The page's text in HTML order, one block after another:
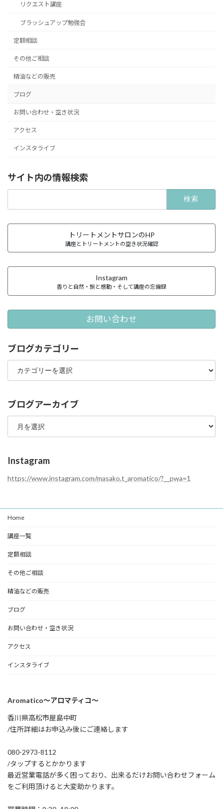
リクエスト講座
ブラッシュアップ勉強会
定額相談
その他ご相談
精油などの販売
ブログ
お問い合わせ・空き状況
アクセス
インスタライブ
サイト内の情報検索
トリートメントサロンのHP
講座とトリートメントの空き状況確認
Instagram
香りと自然・旅と感動・そして講座の忘備録
お問い合わせ
ブログカテゴリー
ブ
グ
テ
ゴ
リ
ブログアーカイブ
ブ
グ
ー
カ
イ
Instagram
https://www.instagram.com/masako.t_aromatico/?__pwa=1
Home
講座一覧
定額相談
その他ご相談
精油などの販売
ブログ
お問い合わせ・空き状況
アクセス
インスタライブ
Aromatico～アロマティコ～
香川県高松市屋島中町
/住所詳細はお申込み後にご連絡します
080-2973-8112
/タップするとかかります
最近営業電話が多く困っており、出来るだけお問い合わせフォーム
をご利用頂けると大変助かります。